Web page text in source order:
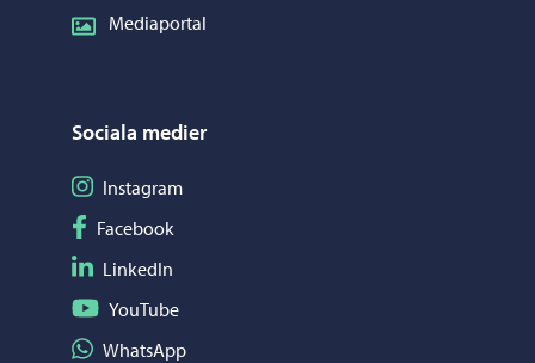
Mediaportal
Sociala medier
Följ på Instagram
Instagram
Följ på Facebook
Facebook
Följ på LinkedIn
LinkedIn
Följ på YouTube
YouTube
Dela på WhatsApp
WhatsApp